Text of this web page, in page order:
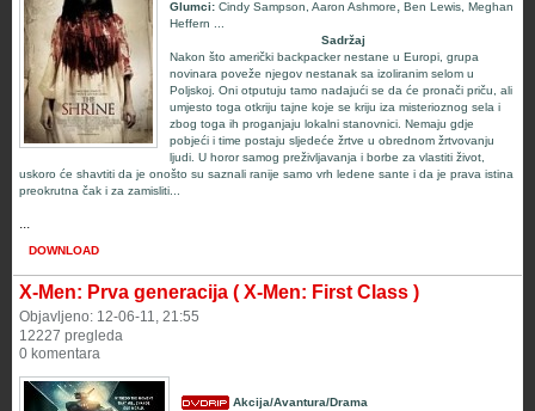
Glumci: Cindy Sampson Aaron Ashmore, Ben Lewis Meghan
Heffern
Sadržaj
Nakon što američki backpacker nestane u Europi, grupa
novinara poveže njegov nestanak sa izoliranim selom u
Poljskoj. Oni otputuju tamo nadajući se da će pronači priču, ali
umjesto toga otkriju tajne koje se kriju iza misterioznog sela i
zbog toga ih proganjaju lokalni stanovnici. Nemaju gdje
pobjeći i time postaju sljedeće žrtve u obrednom žrtvovanju
ljudi. U horor samog preživljavanja i borbe za vlastiti život,
uskoro će shavtiti da je onošto su saznali ranije samo vrh ledene sante i da je prava istina
preokrutna čak i za zamisliti...
...
DOWNLOAD
X-Men: Prva generacija ( X-Men: First Class )
Objavljeno: 12-06-11, 21:55
12227 pregleda
0 komentara
Akcija/Avantura/Drama